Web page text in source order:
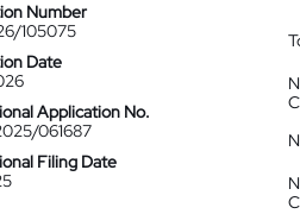
Number
105075
Date
Application No.
061687
Filing Date